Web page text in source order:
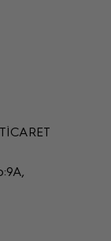
Online